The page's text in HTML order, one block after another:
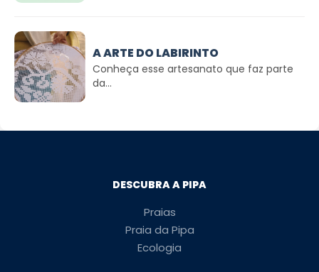
A ARTE DO LABIRINTO
Conheça esse artesanato que faz parte
da...
DESCUBRA A PIPA
Praias
Praia da Pipa
Ecologia